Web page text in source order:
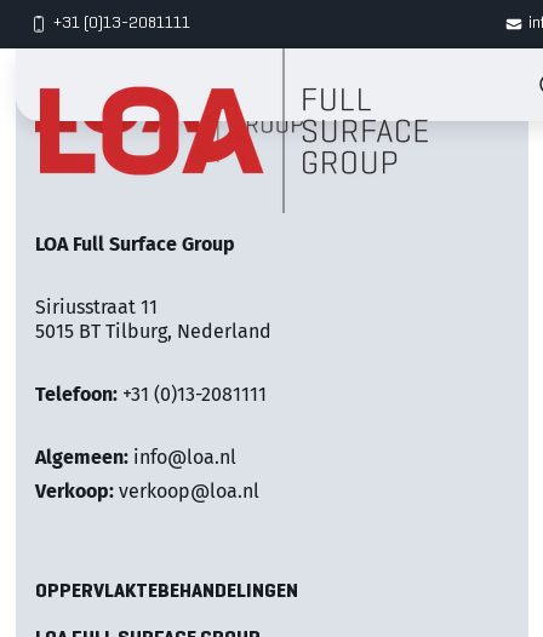
+31 (0)13-2081111
LOA Full Surface Group
Siriusstraat 11
5015 BT Tilburg, Nederland
Telefoon: +31 (0)13-2081111
Algemeen: info@loa.nl
Verkoop: verkoop@loa.nl
OPPERVLAKTEBEHANDELINGEN